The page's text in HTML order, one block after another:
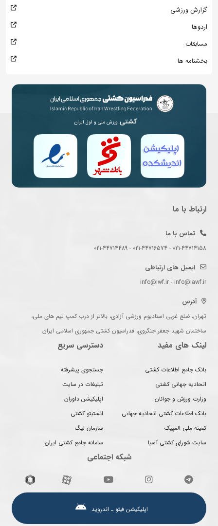
گزارش ورزشی
اردوها
مسابقات
بخشنامه ها
کشتی ورزش ملی و اول ایران
ارتباط با ما
تماس با ما
021-44714158 - 021-44716574 - 021-44714489
ایمیل های ارتباطی
info@iwf.ir - info@iawf.ir
آدرس
تهران، ضلع غربی استادیوم ورزشی آزادی، بالاتر از درب کمپ تیم های ملی،
ساختمان شهید جعفر جنگروی، فدراسیون کشتی جمهوری اسلامی ایران
لینک های مفید
بانک جامع اطلاعات کشتی
اتحادیه جهانی کشتی
وزارت ورزش و جوانان
بانک اطلاعات کشتی اتحادیه جهانی
کمیته ملی المپیک
سایت شورای کشتی آسیا
دسترسی سریع
جستجوی پیشرفته
تبلیغات در سایت
اپلیکیشن داوران
انستیتو کشتی
سازمان لیگ
سامانه جامع کشتی ایران
شبکه اجتماعی
اپلیکیشن فیتو ـ اندروید